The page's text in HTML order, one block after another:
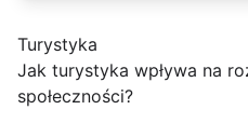
Turystyka
Jak turystyka wpływa na
społeczności?